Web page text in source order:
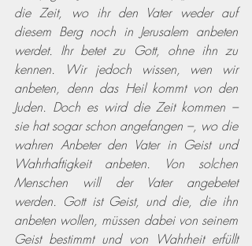
die Zeit, wo ihr den Vater weder auf
diesem Berg noch in Jerusalem anbeten
werdet. Ihr betet zu Gott, ohne ihn zu
kennen. Wir jedoch wissen, wen wir
anbeten, denn das Heil kommt von den
Juden. Doch es wird die Zeit kommen –
sie hat sogar schon angefangen –, wo die
wahren Anbeter den Vater in Geist und
Wahrhaftigkeit anbeten. Von solchen
Menschen will der Vater angebetet
werden. Gott ist Geist, und die, die ihn
anbeten wollen, müssen dabei von seinem
Geist bestimmt und von Wahrheit erfüllt